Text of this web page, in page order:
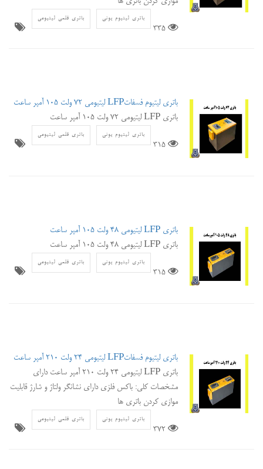
335
باتری لیتیوم یونی باتری قلمی لیتیومی
باتری لیتیوم فسفاتLFP لیتیومی 72 ولت 105 آمپر ساعت
باتری LFP لیتیومی 72 ولت 105 آمپر ساعت
315
باتری لیتیوم یونی باتری قلمی لیتیومی
باتری LFP لیتیومی 48 ولت 105 آمپر ساعت
باتری LFP لیتیومی 48 ولت 105 آمپر ساعت
315
باتری لیتیوم یونی باتری قلمی لیتیومی
باتری لیتیوم فسفاتLFP لیتیومی 24 ولت 210 آمپر ساعت
باتری LFP لیتیومی 24 ولت 210 آمپر ساعت دارای
مشخصات کلی: باکس فلزی دارای نشانگر ولتاژ و شارژ قابلیت
موازی کردن باتری ها
372
باتری لیتیوم یونی باتری قلمی لیتیومی